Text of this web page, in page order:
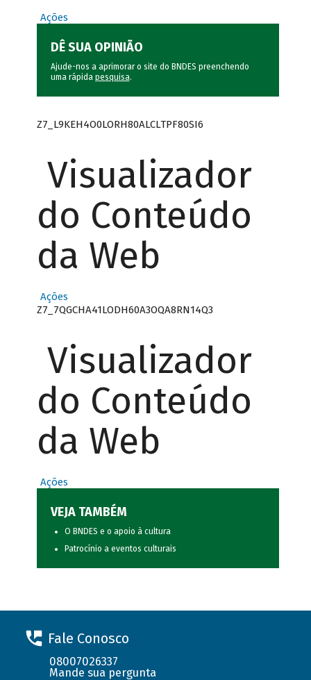
Ações
DÊ SUA OPINIÃO
Ajude-nos a aprimorar o site do BNDES preenchendo
uma rápida pesquisa.
Z7_L9KEH4O0LORH80ALCLTPF80SI6
Visualizador
do Conteúdo
da Web
Ações
Z7_7QGCHA41LODH60A3OQA8RN14Q3
Visualizador
do Conteúdo
da Web
Ações
VEJA TAMBÉM
O BNDES e o apoio à cultura
Patrocínio a eventos culturais
Fale Conosco
08007026337
Mande sua pergunta